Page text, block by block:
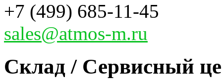
+7 (499) 685-11-45
sales@atmos-m.ru
Склад / Сервисный